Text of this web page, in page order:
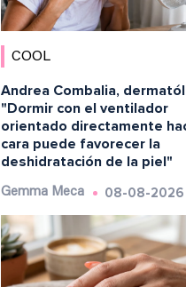
COOL
Andrea Combalia,
"Dormir con el ventilador
orientado directamente
cara puede favorecer la
deshidratación de la piel"
Gemma Meca 08-08-2026